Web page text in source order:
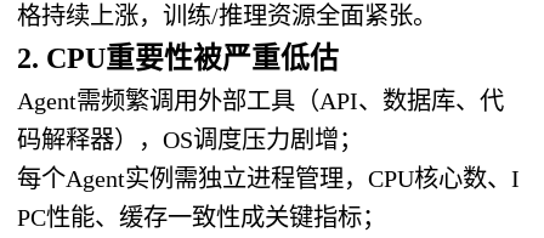
格持续上涨，训练/推理资源全面紧张。
2. CPU重要性被严重低估
Agent需频繁调用外部工具（API、数据库、代
码解释器），OS调度压力剧增；
每个Agent实例需独立进程管理，CPU核心数、I
PC性能、缓存一致性成关键指标；